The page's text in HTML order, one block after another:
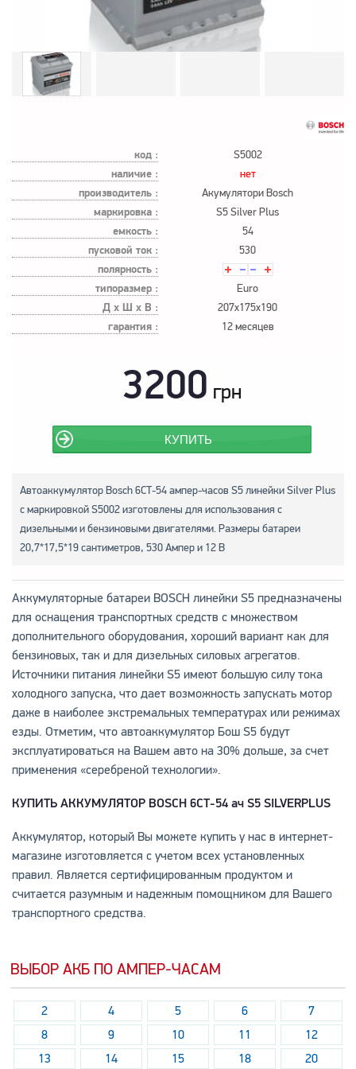
код : S5002
наличие : нет
производитель : Акумулятори Bosch
маркировка : S5 Silver Plus
емкость : 54
пусковой ток : 530
полярность :
типоразмер :
Euro
Д х Ш х В : 207x175x190
гарантия : 12 месяцев
3200 грн
КУПИТЬ
Автоаккумулятор Bosch 6СТ-54 ампер-часов S5 линейки Silver Plus
с маркировкой S5002 изготовлены для использования с
дизельными и бензиновыми двигателями. Размеры батареи
20,7*17,5*19 сантиметров, 530 Ампер и 12 В
Аккумуляторные батареи BOSCH линейки S5 предназначены
для оснащения транспортных средств с множеством
дополнительного оборудования, хороший вариант как для
бензиновых, так и для дизельных силовых агрегатов.
Источники питания линейки S5 имеют большую силу тока
холодного запуска, что дает возможность запускать мотор
даже в наиболее экстремальных температурах или режимах
езды. Отметим, что автоаккумулятор Бош S5 будут
эксплуатироваться на Вашем авто на 30% дольше, за счет
применения «серебреной технологии».
КУПИТЬ АККУМУЛЯТОР BOSCH 6СТ-54 ач S5 SILVERPLUS
Аккумулятор, который Вы можете купить у нас в интернет-
магазине изготовляется с учетом всех установленных
правил. Является сертифицированным продуктом и
считается разумным и надежным помощником для Вашего
транспортного средства.
ВЫБОР АКБ ПО АМПЕР-ЧАСАМ
2 4 5 6
7
8
9 10 11
12
13
14 15 18 20